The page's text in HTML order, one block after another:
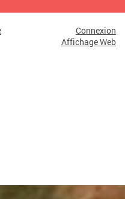
Connexion
Affichage Web